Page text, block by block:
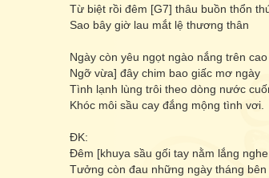
Từ biệt rồi đêm [G7] thâu buồn thổn
Sao bây giờ lau mắt lệ thương thân
Ngày còn yêu ngọt ngào nắng trên cao
Ngỡ vừa] đây chim bao giấc mơ ngày
Tình lạnh lùng trôi theo dòng nước
Khóc môi sầu cay đắng mộng tình vơi.
ĐK:
Đêm [khuya sầu gối tay nằm lắng
Tưởng còn đau những ngày tháng bên